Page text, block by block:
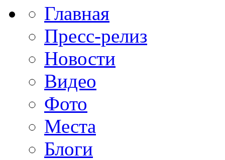
Главная
Пресс-релиз
Новости
Видео
Фото
Места
Блоги